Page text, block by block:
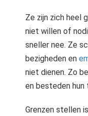
Ze zijn zich heel
niet willen of
sneller nee. Ze
bezigheden en
niet dienen. Zo
en besteden hun
Grenzen stellen